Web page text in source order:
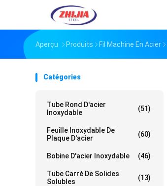
Aperçu Produits Fil Machine En Acier
Catégories
Tube Rond D'acier
Inoxydable
(51)
Feuille Inoxydable De
Plaque D'acier
(60)
Bobine D'acier Inoxydable (46)
Tube Carré De Solides
Solubles
(13)